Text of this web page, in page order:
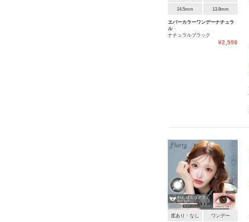
14.5mm 13.8mm
エバーカラーワンデーナチュラ
ル
ナチュラルブラック
¥2,598
度あり・なし ワンデー